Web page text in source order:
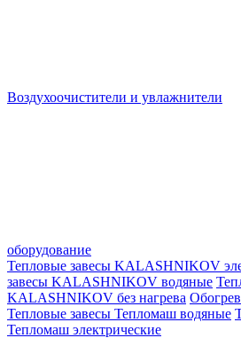
Воздухоочистители и увлажнители
оборудование
Тепловые завесы KALASHNIKOV
завесы KALASHNIKOV водяные
KALASHNIKOV без нагрева
Тепловые завесы Тепломаш водяные
Тепломаш электрические